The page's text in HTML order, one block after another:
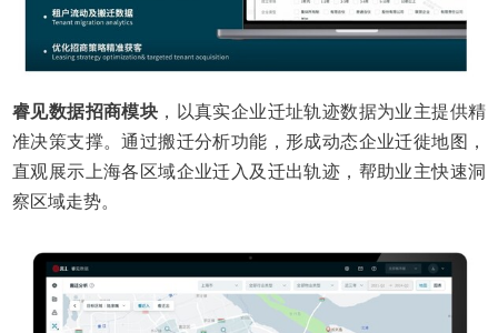
睿见数据招商模块 ，以真实企业迁址轨迹数据为业主提供精
准决策支撑。通过搬迁分析功能，形成动态企业迁徙地图，
直观展示上海各区域企业迁入及迁出轨迹，帮助业主快速洞
察区域走势。